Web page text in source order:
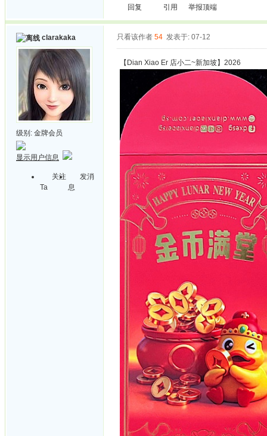
回复 引用 举报顶端
clarakaka
级别: 金牌会员
显示用户信息
关注
Ta
发消
息
只看该作者 54 发表于: 07-12
【Dian Xiao Er 店小二~新加坡】2026